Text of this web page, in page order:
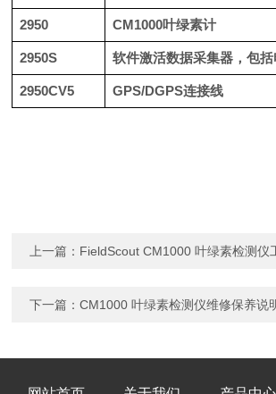
2950 CM1000叶绿素计
2950S 软件激活数据采集器，包括
2950CV5 GPS/DGPS连接线
上一篇： FieldScout CM1000 叶绿素检测仪
下一篇：CM1000 叶绿素检测仪维修保养说